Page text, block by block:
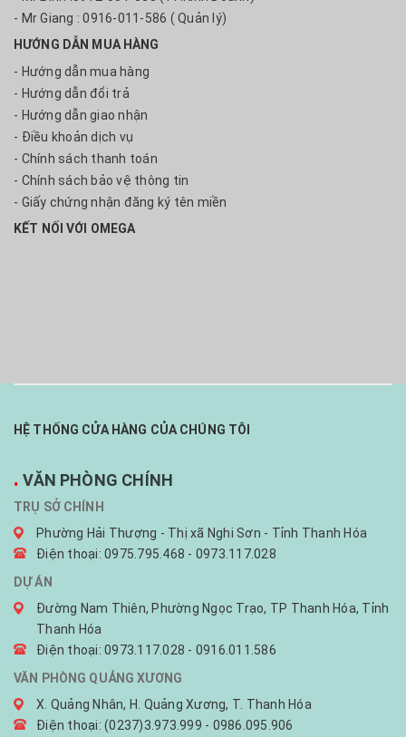
- Mr Giang : 0916-011-586 ( Quản lý)
HƯỚNG DẪN MUA HÀNG
- Hướng dẫn mua hàng
- Hướng dẫn đổi trả
- Hướng dẫn giao nhận
- Điều khoản dịch vụ
- Chính sách thanh toán
- Chính sách bảo vệ thông tin
- Giấy chứng nhận đăng ký tên miền
KẾT NỐI VỚI OMEGA
HỆ THỐNG CỬA HÀNG CỦA CHÚNG TÔI
. VĂN PHÒNG CHÍNH
TRỤ SỞ CHÍNH
Phường Hải Thượng - Thị xã Nghi Sơn - Tỉnh Thanh Hóa
Điện thoại: 0975.795.468 - 0973.117.028
DỰ ÁN
Đường Nam Thiên, Phường Ngọc Trạo, TP Thanh Hóa, Tỉnh
Thanh Hóa
Điện thoại: 0973.117.028 - 0916.011.586
VĂN PHÒNG QUẢNG XƯƠNG
X. Quảng Nhân, H. Quảng Xương, T. Thanh Hóa
Điện thoại: (0237)3.973.999 - 0986.095.906